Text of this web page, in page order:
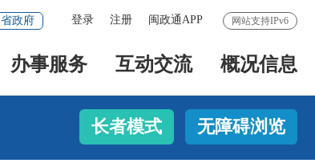
网站支持IPv6
登录 注册 闽政通APP
省政府
办事服务 互动交流 概况信息
长者模式 无障碍浏览